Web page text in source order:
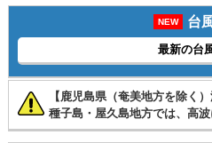
NEW 台
最新の台
【鹿児島県（奄美地方を除く
種子島・屋久島地方では、高波